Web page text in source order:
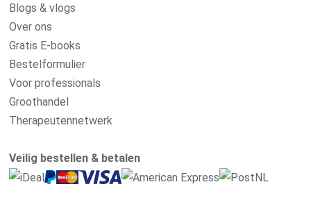
Blogs & vlogs
Over ons
Gratis E-books
Bestelformulier
Voor professionals
Groothandel
Therapeutennetwerk
Veilig bestellen & betalen